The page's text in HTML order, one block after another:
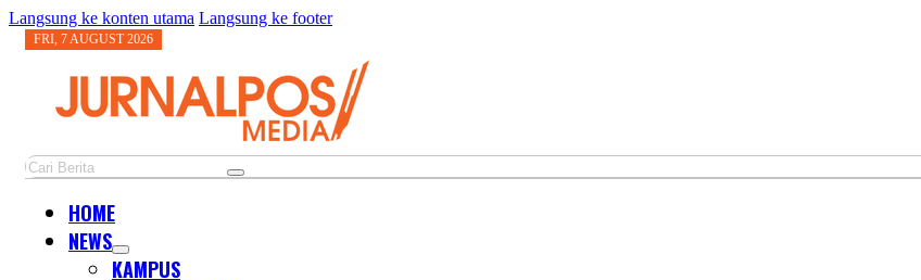
Langsung ke konten utama Langsung ke footer
FRI, 7 AUGUST 2026
Cari
HOME
NEWS
KAMPUS